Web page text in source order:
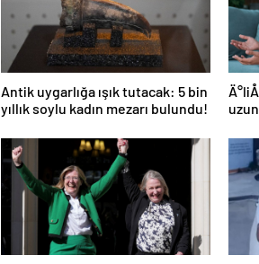
Antik uygarlığa ışık tutacak: 5 bin
yıllık soylu kadın mezarı bulundu!